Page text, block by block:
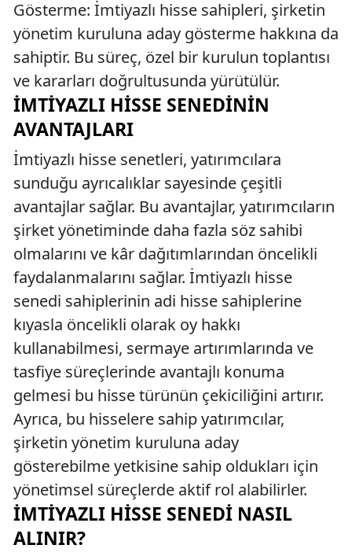
Gösterme: İmtiyazlı hisse sahipleri, şirketin
yönetim kuruluna aday gösterme hakkına da
sahiptir. Bu süreç, özel bir kurulun toplantısı
ve kararları doğrultusunda yürütülür.
İMTIYAZLI HISSE SENEDININ
AVANTAJLARI
İmtiyazlı hisse senetleri, yatırımcılara
sunduğu ayrıcalıklar sayesinde çeşitli
avantajlar sağlar. Bu avantajlar, yatırımcıların
şirket yönetiminde daha fazla söz sahibi
olmalarını ve kâr dağıtımlarından öncelikli
faydalanmalarını sağlar. İmtiyazlı hisse
senedi sahiplerinin adi hisse sahiplerine
kıyasla öncelikli olarak oy hakkı
kullanabilmesi, sermaye artırımlarında ve
tasfiye süreçlerinde avantajlı konuma
gelmesi bu hisse türünün çekiciliğini artırır.
Ayrıca, bu hisselere sahip yatırımcılar,
şirketin yönetim kuruluna aday
gösterebilme yetkisine sahip oldukları için
yönetimsel süreçlerde aktif rol alabilirler.
İMTIYAZLI HISSE SENEDI NASIL
ALINIR?